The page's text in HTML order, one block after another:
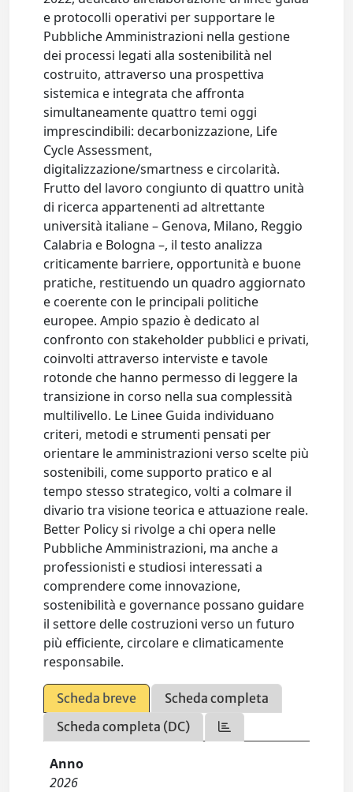
e protocolli operativi per supportare le
Pubbliche Amministrazioni nella gestione
dei processi legati alla sostenibilità nel
costruito, attraverso una prospettiva
sistemica e integrata che affronta
simultaneamente quattro temi oggi
imprescindibili: decarbonizzazione, Life
Cycle Assessment,
digitalizzazione/smartness e circolarità.
Frutto del lavoro congiunto di quattro unità
di ricerca appartenenti ad altrettante
università italiane – Genova, Milano, Reggio
Calabria e Bologna –, il testo analizza
criticamente barriere, opportunità e buone
pratiche, restituendo un quadro aggiornato
e coerente con le principali politiche
europee. Ampio spazio è dedicato al
confronto con stakeholder pubblici e privati,
coinvolti attraverso interviste e tavole
rotonde che hanno permesso di leggere la
transizione in corso nella sua complessità
multilivello. Le Linee Guida individuano
criteri, metodi e strumenti pensati per
orientare le amministrazioni verso scelte più
sostenibili, come supporto pratico e al
tempo stesso strategico, volti a colmare il
divario tra visione teorica e attuazione reale.
Better Policy si rivolge a chi opera nelle
Pubbliche Amministrazioni, ma anche a
professionisti e studiosi interessati a
comprendere come innovazione,
sostenibilità e governance possano guidare
il settore delle costruzioni verso un futuro
più efficiente, circolare e climaticamente
responsabile.
Scheda breve
Scheda completa
Scheda completa (DC)
Anno
2026